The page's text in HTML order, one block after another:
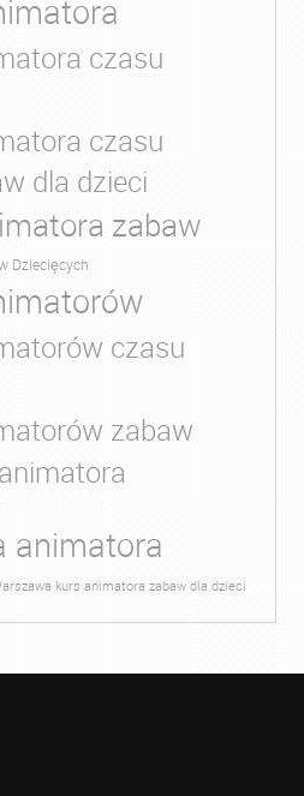
czasu
czasu
dla dzieci
zabaw
Dziecięcych
czasu
zabaw
animatora
kurs animatora zabaw dla dzieci